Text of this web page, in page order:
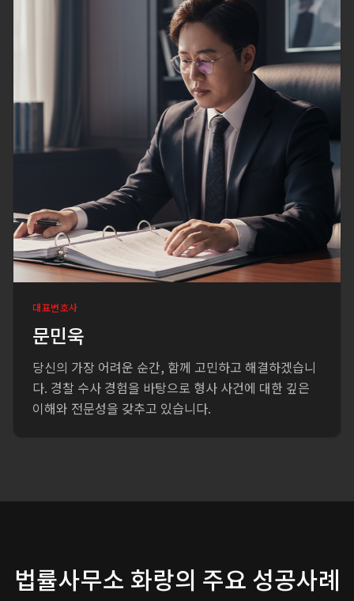
대표변호사
문민욱
당신의 가장 어려운 순간, 함께 고민하고 해결하겠습니
다. 경찰 수사 경험을 바탕으로 형사 사건에 대한 깊은
이해와 전문성을 갖추고 있습니다.
법률사무소 화랑의 주요 성공사례